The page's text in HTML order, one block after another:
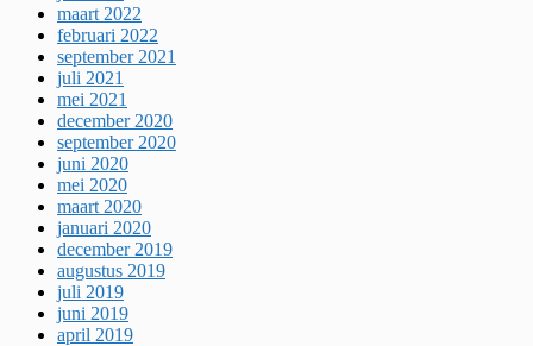
maart 2022
februari 2022
september 2021
juli 2021
mei 2021
december 2020
september 2020
juni 2020
mei 2020
maart 2020
januari 2020
december 2019
augustus 2019
juli 2019
juni 2019
april 2019